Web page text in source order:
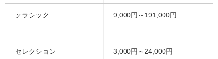
クラシック 9,000円～191,000円
セレクション 3,000円～24,000円